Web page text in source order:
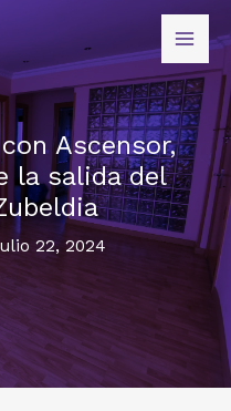
Ascensor,
la salida del
22, 2024